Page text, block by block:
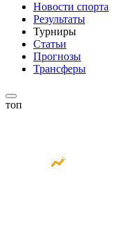
Новости спорта
Результаты
Турниры
Статьи
Прогнозы
Трансферы
топ